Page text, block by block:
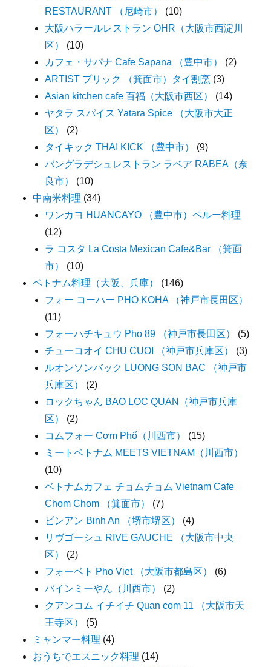
RESTAURANT （尼崎市）
(10)
大阪ハラールレストラン OHR（大阪市西淀川
区）
(10)
カフェ・サパナ Cafe Sapana （豊中市）
(2)
ARTIST プリック （箕面市）タイ割烹 (3)
Asian kitchen cafe 百福（大阪市西区）
(14)
ヤタラ スパイス Yatara Spice （大阪市大正
区）
(2)
タイキック THAI KICK （豊中市）
(9)
バングラデシュレストラン ラベア RABEA（奈
良市）
(10)
中南米料理 (34)
ワンカヨ HUANCAYO （豊中市）ペルー料理
(12)
ラ コスタ La Costa Mexican Cafe&Bar （箕面
市）
(10)
ベトナム料理（大阪、兵庫）
(146)
フォー コーハー PHO KOHA （神戸市長田区）
(11)
フォーハチキュウ Pho 89 （神戸市長田区）
(5)
チューコオイ CHU CUOI （神戸市兵庫区）
(3)
ルオンソンバック LUONG SON BAC （神戸市
兵庫区）
(2)
ロックちゃん BAO LOC QUAN（神戸市兵庫
区）
(2)
コムフォー Cơm Phố（川西市）
(15)
ミートベトナム MEETS VIETNAM（川西市）
(10)
ベトナムカフェ チョムチョム Vietnam Cafe
Chom Chom （箕面市）
(7)
ビンアン Binh An （堺市堺区）
(4)
リヴゴーシュ RIVE GAUCHE （大阪市中央
区）
(2)
フォーベト Pho Viet （大阪市都島区）
(6)
バインミーやん（川西市）
(2)
クアンコム イチイチ Quan com 11 （大阪市天
王寺区）
(5)
ミャンマー料理 (4)
おうちでエスニック料理 (14)